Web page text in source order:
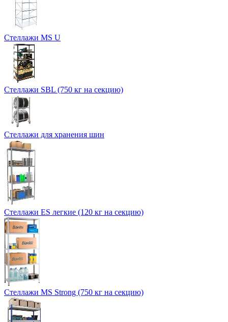
Стеллажи MS U
Стеллажи SBL (750 кг на секцию)
Стеллажи для хранения шин
Стеллажи ES легкие (120 кг на секцию)
Стеллажи MS Strong (750 кг на секцию)